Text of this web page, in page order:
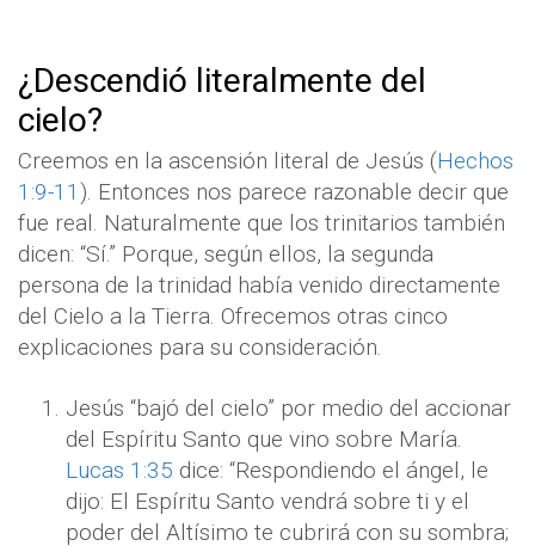
¿Descendió literalmente del
cielo?
Creemos en la ascensión literal de Jesús (Hechos
1:9-11 ). Entonces nos parece razonable decir que
fue real. Naturalmente que los trinitarios también
dicen: “Sí.” Porque, según ellos, la segunda
persona de la trinidad había venido directamente
del Cielo a la Tierra. Ofrecemos otras cinco
explicaciones para su consideración.
Jesús “bajó del cielo” por medio del accionar
del Espíritu Santo que vino sobre María.
Lucas 1:35 dice: “Respondiendo el ángel, le
dijo: El Espíritu Santo vendrá sobre ti y el
poder del Altísimo te cubrirá con su sombra;